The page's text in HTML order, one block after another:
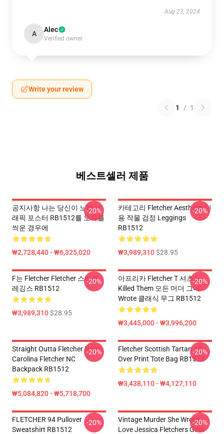
Aug 23, 2024
A Alec
Verified owner
Write your review
1 / 1
베스트셀러 제품
공지사항 나는 당신이 노래 그
래픽 포스터 RB1512를 모자를
씌운 경우에
₩2,728,440 - ₩6,325,020
-20%
카테고리 Fletcher Aesthetic 인
용 작물 검정 Leggings
RB1512
₩3,989,310$28.95
-20%
F는 Fletcher Fletcher 스티커
레깅스 RB1512
₩3,989,310$28.95
-20%
아프리카 Fletcher T 셔츠 I
Killed Them 모든 머더 그녀
Wrote 클래식 무그 RB1512
₩3,445,000 - ₩3,996,200
-20%
Straight Outta Fletcher North
Carolina Fletcher NC
Backpack RB1512
₩5,084,820 - ₩5,718,700
-20%
Fletcher Scottish Tartan All
Over Print Tote Bag RB1512
₩3,438,110 - ₩4,127,110
-20%
FLETCHER 94 Pullover
Sweatshirt RB1512
-20%
Vintage Murder She Wrote
Love Jessica Fletchers Gifts
-20%